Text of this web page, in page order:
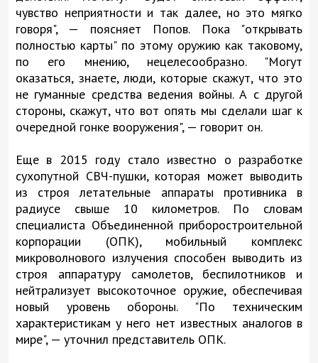
чувство неприятности и так далее, но это мягко
говоря", — поясняет Попов. Пока "открывать
полностью карты" по этому оружию как таковому,
по его мнению, нецелесообразно. "Могут
оказаться, знаете, люди, которые скажут, что это
не гуманные средства ведения войны. А с другой
стороны, скажут, что вот опять мы сделали шаг к
очередной гонке вооружения", — говорит он.
Еще в 2015 году стало известно о разработке
сухопутной СВЧ-пушки, которая может выводить
из строя летательные аппараты противника в
радиусе свыше 10 километров. По словам
специалиста Объединенной приборостроительной
корпорации (ОПК), мобильный комплекс
микроволнового излучения способен выводить из
строя аппаратуру самолетов, беспилотников и
нейтрализует высокоточное оружие, обеспечивая
новый уровень обороны. "По техническим
характеристикам у него нет известных аналогов в
мире", — уточнил представитель ОПК.